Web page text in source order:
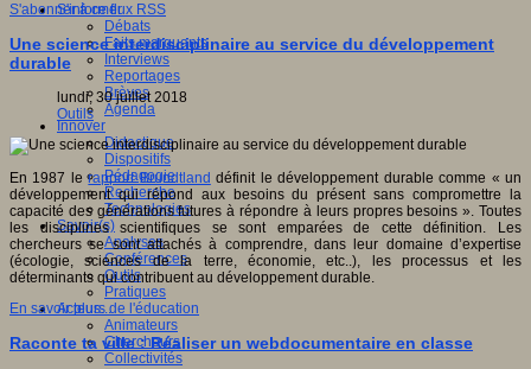
S'informer
Débats
Faits marquants
Interviews
Reportages
Brèves
Agenda
Innover
Didactique
Dispositifs
Pédagogie
Recherche
Technologies
Savoir(s)
Analyses
Conférences
Outils
Pratiques
Acteurs de l'éducation
Animateurs
Chercheurs
Collectivités
S'abonner à ce flux RSS
Une science interdisciplinaire au service du développement
durable
lundi, 30 juillet 2018
Outils
En 1987 lerapport Brundtland définit le développement durable comme « un
développement qui répond aux besoins du présent sans compromettre la
capacité des générations futures à répondre à leurs propres besoins ». Toutes
les disciplines scientifiques se sont emparées de cette définition. Les
chercheurs se sont attachés à comprendre, dans leur domaine d’expertise
(écologie, sciences de la terre, économie, etc..), les processus et les
déterminants qui contribuent au développement durable.
En savoir plus...
Raconte ta ville : Réaliser un webdocumentaire en classe